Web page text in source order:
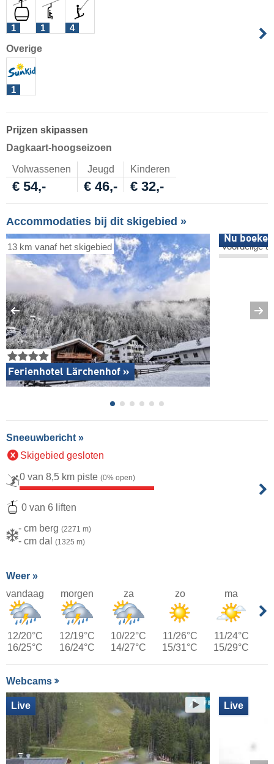
1 1 4
Overige
1
Prijzen skipassen
Dagkaart-hoogseizoen
Volwassenen Jeugd Kinderen
€ 54,- € 46,- € 32,-
Accommodaties bij dit skigebied »
13 km vanaf het skigebied
Ferienhotel Lärchenhof »
Voordelige
Nu
Sneeuwbericht »
Skigebied gesloten
0 van 8,5 km piste (0% open)
0 van 6 liften
- cm berg (2271 m)
- cm dal (1325 m)
Weer »
vandaag
12/20°C
16/25°C
morgen
12/19°C
16/24°C
za
10/22°C
14/27°C
zo
11/26°C
15/31°C
ma
11/24°C
15/29°C
Webcams
Live Live